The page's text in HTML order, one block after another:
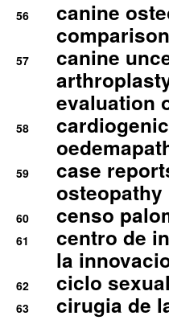
56
canine
57
canine
evaluation
58
59
case
osteopathy
60 censo
61
centro de
la
62 ciclo sexual
63 cirugia de